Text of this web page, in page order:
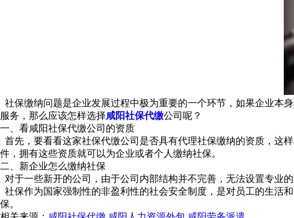
社保缴纳问题是企业发展过程中极为重要的一个环节，如果企业本
服务，那么应该怎样选择咸阳社保代缴公司呢？
一、看咸阳社保代缴公司的资质
首先，要看看这家社保代缴公司是否具有代理社保缴纳的资质，这
件，拥有这些资质就可以为企业或者个人缴纳社保。
二、新企业怎么缴纳社保
对于一些新开的公司，由于公司内部结构并不完善，无法设置专业
社保作为国家强制性的非盈利性的社会安全制度，是对员工的生活
保。